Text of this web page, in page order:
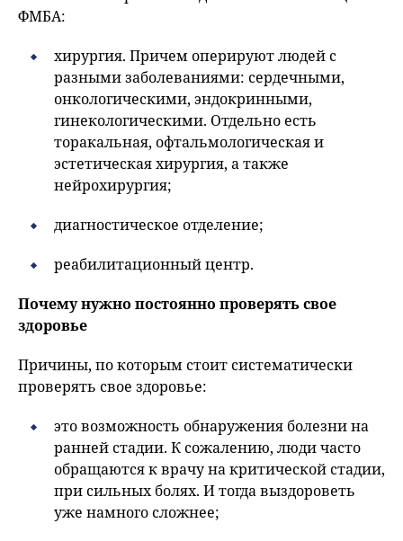
ФМБА:
хирургия. Причем оперируют людей с
разными заболеваниями: сердечными,
онкологическими, эндокринными,
гинекологическими. Отдельно есть
торакальная, офтальмологическая и
эстетическая хирургия, а также
нейрохирургия;
диагностическое отделение;
реабилитационный центр.
Почему нужно постоянно проверять свое
здоровье
Причины, по которым стоит систематически
проверять свое здоровье:
это возможность обнаружения болезни на
ранней стадии. К сожалению, люди часто
обращаются к врачу на критической стадии,
при сильных болях. И тогда выздороветь
уже намного сложнее;